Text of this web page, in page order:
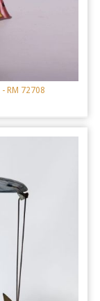
- RM 72708